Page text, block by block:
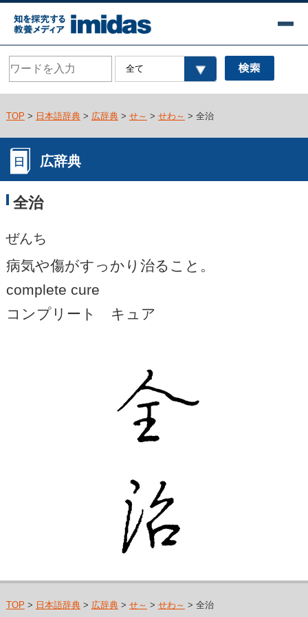
TOP > 日本語辞典> 広辞典> せ～ > せわ～ > 全治
広辞典
全治
ぜんち
病気や傷がすっかり治ること。
complete cure
コンプリート キュア
TOP > 日本語辞典> 広辞典> せ～ > せわ～ > 全治